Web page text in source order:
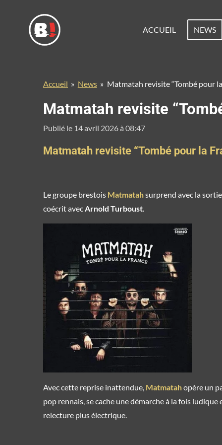
contenu
ACCUEIL NEWS
Accueil » News » Matmatah revisite “Tombé pour
Matmatah revisite
Publié le 14 avril 2026 à 08:47
Matmatah revisite “Tombé pour la
Le groupe brestois Matmatahsurprend avec la
coécrit avecArnold Turboust.
Avec cette reprise inattendue, Matmatahopère un
pop rennais, se cache une démarche à la fois
relecture plus électrique.